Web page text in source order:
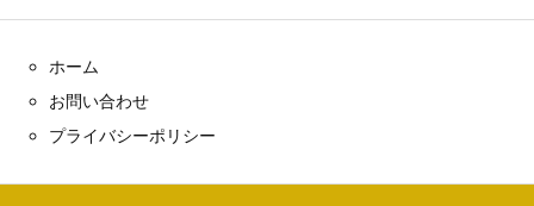
ホーム
お問い合わせ
プライバシーポリシー